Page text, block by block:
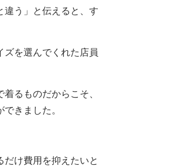
違う」と伝えると、す
ズを選んでくれた店員
るものだからこそ、
きました。
け費用を抑えたいと